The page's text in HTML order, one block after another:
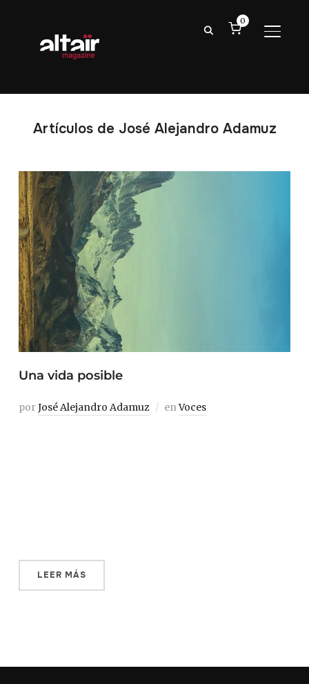
0
Artículos de José Alejandro Adamuz
Una vida posible
porJosé Alejandro Adamuz enVoces
LEER MÁS